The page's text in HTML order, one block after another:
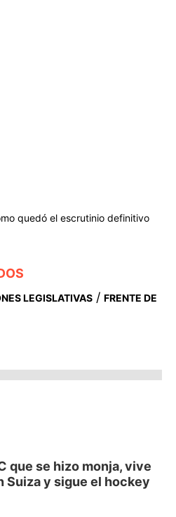
quedó el escrutinio definitivo
LEGISLATIVAS / FRENTE DE
que se hizo monja, vive
Suiza y sigue el hockey